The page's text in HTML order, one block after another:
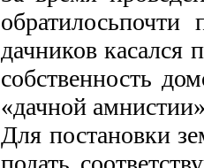
обратилосьпочти
дачников касался
собственность
«дачной
Для постановки